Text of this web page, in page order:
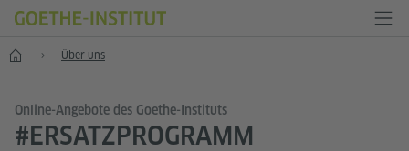
Start Über uns
Online-Angebote des Goethe-Instituts
#ERSATZPROGRAMM